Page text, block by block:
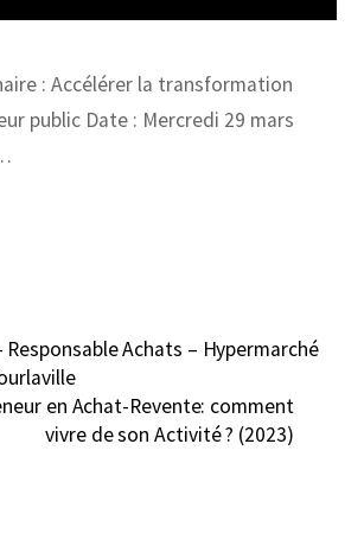
: Accélérer la transformation
public Date : Mercredi 29 mars
Responsable Achats – Hypermarché
en Achat-Revente: comment
vivre de son Activité ? (2023)